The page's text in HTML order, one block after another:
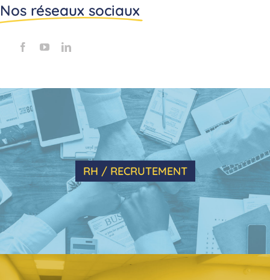
Nos réseaux sociaux
RH / RECRUTEMENT